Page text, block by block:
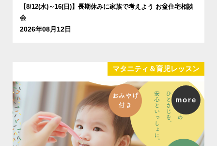
【8/12(水)～16(日)】長期休みに家族で考えよう お盆住宅相談
会
2026年08月12日
マタニティ＆育児レッスン
more